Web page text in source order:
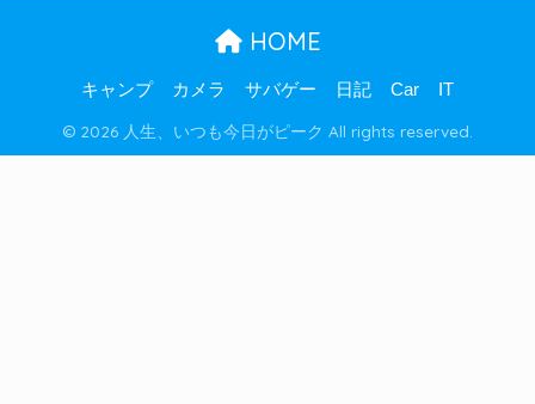
HOME
キャンプ カメラ サバゲー 日記 Car IT
© 2026 人生、いつも今日がピーク All rights reserved.